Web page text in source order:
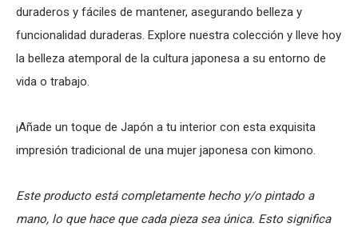
duraderos y fáciles de mantener, asegurando belleza y
funcionalidad duraderas. Explore nuestra colección y lleve hoy
la belleza atemporal de la cultura japonesa a su entorno de
vida o trabajo.
¡Añade un toque de Japón a tu interior con esta exquisita
impresión tradicional de una mujer japonesa con kimono.
Este producto está completamente hecho y/o pintado a
mano, lo que hace que cada pieza sea única. Esto significa